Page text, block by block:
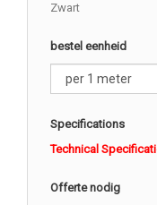
Zwart
bestel eenheid
Specifications
Technical
Offerte nodig